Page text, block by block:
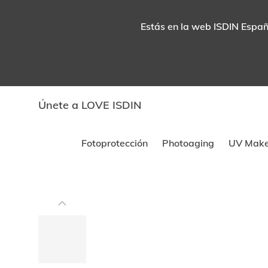
Estás en la web ISDIN
Únete a LOVE ISDIN
Fotoprotección Photoaging UV
carrusel